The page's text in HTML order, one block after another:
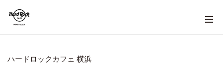
ハードロックカフェ 横浜